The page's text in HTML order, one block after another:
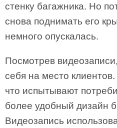
стенку багажника. Но
снова поднимать его
немного опускалась.
Посмотрев
себя на место
что испытывают
более удобный дизайн
Видеозапись